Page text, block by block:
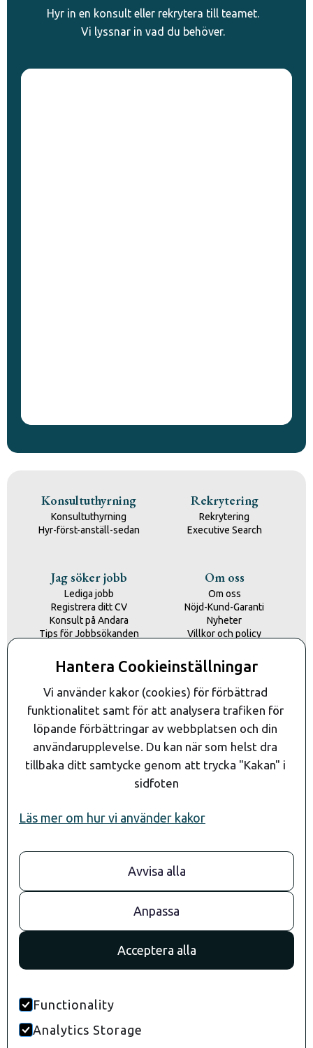
Hyr in en konsult eller rekrytera till teamet.
Vi lyssnar in vad du behöver.
Konsultuthyrning
Konsultuthyrning
Hyr-först-anställ-sedan
Rekrytering
Rekrytering
Executive Search
Jag söker jobb
Lediga jobb
Registrera ditt CV
Konsult på Andara
Tips för Jobbsökanden
Om oss
Om oss
Nöjd-Kund-Garanti
Nyheter
Villkor och policy
Kontakta oss
Kontakt
08- 24 90 80
111 51 Stockholm
Göteborg
Hantera Cookieinställningar
Vi använder kakor (cookies) för förbättrad
funktionalitet samt för att analysera trafiken för
löpande förbättringar av webbplatsen och din
användarupplevelse. Du kan när som helst dra
tillbaka ditt samtycke genom att trycka "Kakan" i
sidfoten
Läs mer om hur vi använder kakor
Avvisa alla
Anpassa
Acceptera alla
Functionality
Analytics Storage